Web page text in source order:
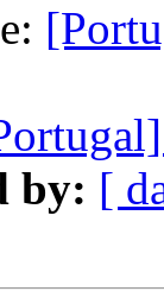
by: [